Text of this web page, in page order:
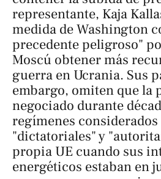
representante, Kaja
medida de Washington
precedente peligroso"
Moscú obtener más
guerra en Ucrania. Sus
embargo, omiten que la
negociado durante
regímenes considerados
"dictatoriales" y
propia UE cuando sus
energéticos estaban en